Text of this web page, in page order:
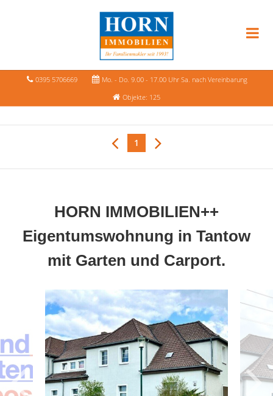
0395 5706669
Mo. - Do. 9.00 - 17.00 Uhr Sa. nach Vereinbarung
Objekte: 125
1
HORN IMMOBILIEN++
Eigentumswohnung in Tantow
mit Garten und Carport.